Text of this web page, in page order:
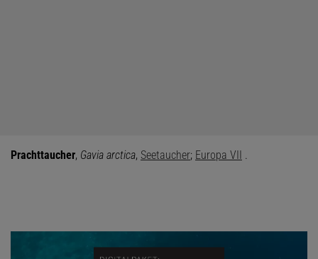
Prachttaucher, Gavia arctica, Seetaucher; Europa VII .